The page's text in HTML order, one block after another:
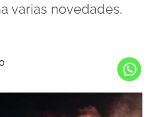
varias novedades.